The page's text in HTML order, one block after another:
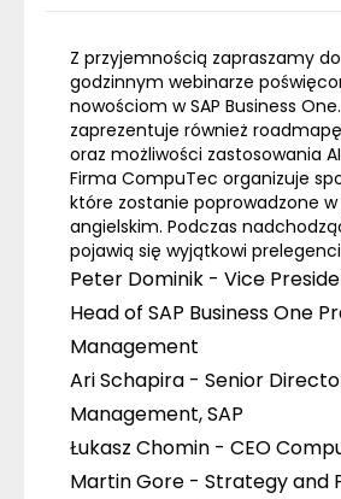
Z przyjemnością zapraszamy do
godzinnym webinarze
nowościom w SAP Business
zaprezentuje również
oraz możliwości zastosowania
Firma CompuTec organizuje
które zostanie poprowadzone w
angielskim. Podczas
pojawią się wyjątkowi
Peter Dominik - Vice
Head of SAP Business One
Management
Ari Schapira - Senior
Management, SAP
Łukasz Chomin - CEO
Martin Gore - Strategy and